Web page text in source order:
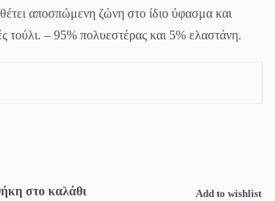
αποσπώμενη ζώνη στο ίδιο ύφασμα και
– 95% πολυεστέρας και 5% ελαστάνη.
στο καλάθι Add to wishlist